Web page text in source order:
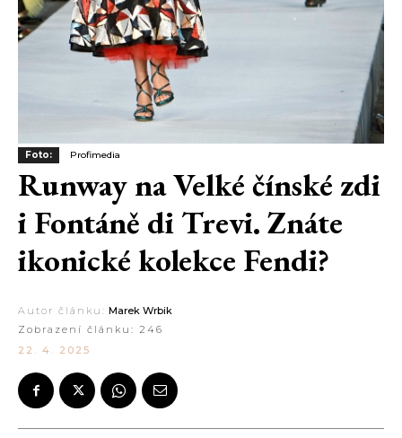
Foto: Profimedia
Runway na Velké čínské zdi
i Fontáně di Trevi. Znáte
ikonické kolekce Fendi?
Autor článku: Marek Wrbik
Zobrazení článku: 246
22. 4. 2025